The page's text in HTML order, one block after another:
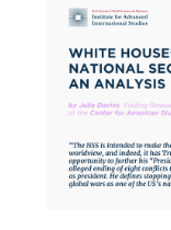
интеллект
автономных
формируют